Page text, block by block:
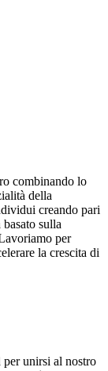
combinando lo
della
creando pari
sulla
per
la crescita di
unirsi al nostro